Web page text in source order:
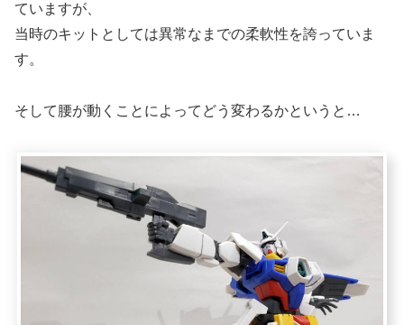
ていますが、
当時のキットとしては異常なまでの柔軟性を誇っていま
す。
そして腰が動くことによってどう変わるかというと…